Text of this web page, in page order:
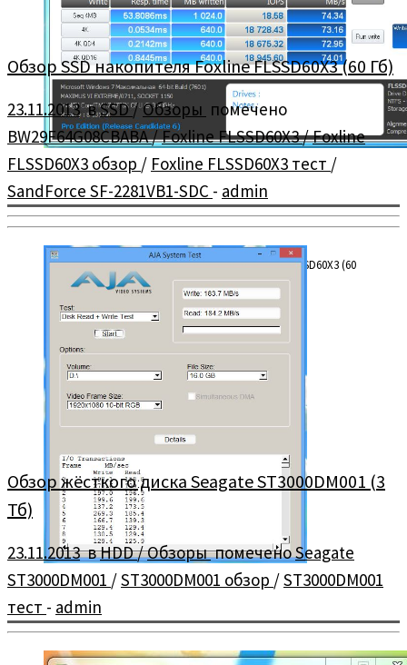
Обзор и тестирование SSD накопителя Foxline FLSSD60X3 (60
Обзор SSD накопителя Foxline FLSSD60X3 (60 Гб)
23.11.2013вSSD/Обзоры помечено
BW29F64G08CBABA/Foxline FLSSD60X3/Foxline
FLSSD60X3 обзор / Foxline FLSSD60X3 тест /
SandForce SF-2281VB1-SDC - admin
Обзор жёсткого диска Seagate ST3000DM001 (3
Тб)
23.11.2013вHDD/ОбзорыпомеченоSeagate
ST3000DM001 /ST3000DM001 обзор /ST3000DM001
тест - admin